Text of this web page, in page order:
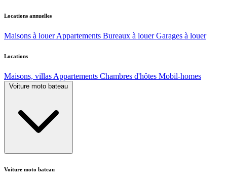
Locations annuelles
Maisons à louer Appartements Bureaux à louer Garages à louer
Locations
Maisons, villas Appartements Chambres d'hôtes Mobil-homes
Voiture moto bateau
Voiture moto bateau